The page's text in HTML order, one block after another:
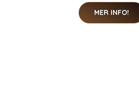
MER INFO!